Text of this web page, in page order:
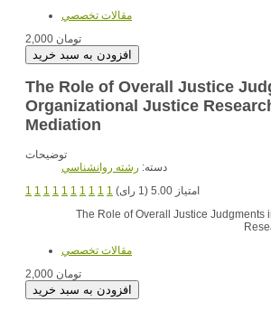
مقالات تخصصي
2,000 تومان
The Role of Overall Justice
Organizational Justice
Mediation
توضیحات
دسته: رشته روانشناسي
1 1 1 1 1 1 1 1 1 1
امتیاز 5.00 (1 رای)
The Role of Overall Justice Judgments
مقالات تخصصي
2,000 تومان